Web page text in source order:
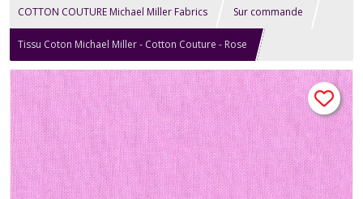
COTTON COUTURE Michael Miller Fabrics Sur commande
Tissu Coton Michael Miller - Cotton Couture - Rose